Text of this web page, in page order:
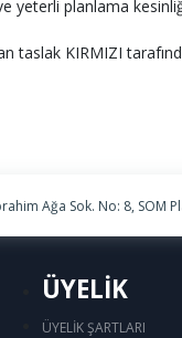
planlama kesinliği
taslak KIRMIZI
Ağa Sok. No: 8, SOM
ÜYELİK
ÜYELİK ŞARTLARI